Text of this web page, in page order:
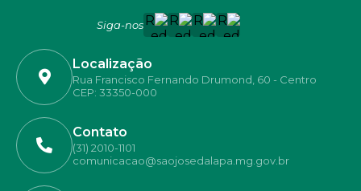
Siga-nos
Localização
Rua Francisco Fernando Drumond, 60 - Centro
CEP: 33350-000
Contato
(31) 2010-1101
comunicacao@saojosedalapa.mg.gov.br